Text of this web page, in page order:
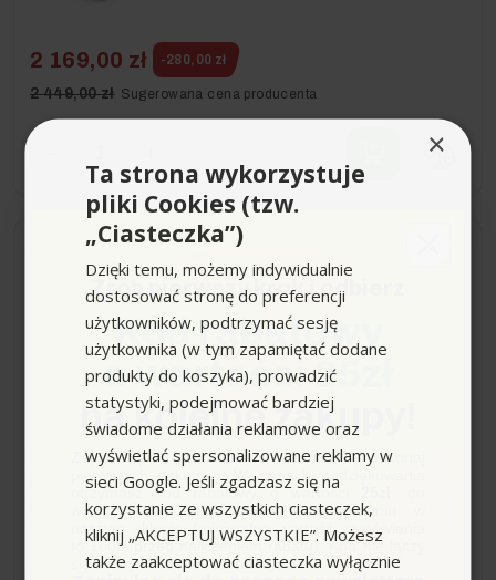
2 169,00 zł -280,00 zł
2 449,00 zł Sugerowana cena producenta
Dostawa 0zł Wysyłka do 24h
Stihl GHE 355 (do 35mm,
2750U/min) Rozdrabniacz
Ogrodowy Elektryczny
Waga bez akcesoriów (kg): 30
Napięcie znamionowe V: 230
Maks. śr. gałęzi (mm): do 35
Znam. prędkość obr. narzędzia rob. U/min: 2750
2 779,00 zł
×
Ta strona wykorzystuje
pliki Cookies (tzw.
„Ciasteczka”)
Dzięki temu, możemy indywidualnie
dostosować stronę do preferencji
użytkowników, podtrzymać sesję
użytkownika (w tym zapamiętać dodane
produkty do koszyka), prowadzić
statystyki, podejmować bardziej
świadome działania reklamowe oraz
wyświetlać spersonalizowane reklamy w
sieci Google. Jeśli zgadzasz się na
korzystanie ze wszystkich ciasteczek,
kliknij „AKCEPTUJ WSZYSTKIE”. Możesz
także zaakceptować ciasteczka wyłącznie
Zrób pierwszy krok i odbierz
Kod rabatowy
o wartości 25zł
na kolejne zakupy!
Zapisz się do newslettera, załóż konto i dokonaj
pierwszych zakupów. W ramach podziękowania
otrzymasz kod rabatowy o wartości
wykorzystania przy kolejnym zamówieniu w
naszym sklepie (minimalna wartość zamówienia
to 100zł przed naliczeniem rabatu). Kod nie łączy
się z innymi kodami rabatowymi.